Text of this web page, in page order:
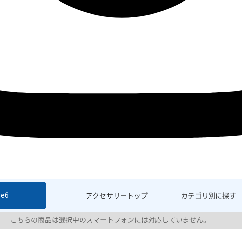
アクセサリー トップ カテゴリ別に探す
こちらの商品は選択中のスマートフォンには対応していません。